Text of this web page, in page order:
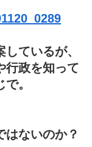
ているが、
行政を知って
。
はないのか？